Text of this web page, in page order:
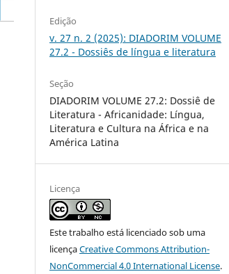
Edição
v. 27 n. 2 (2025): DIADORIM VOLUME
27.2 - Dossiês de língua e literatura
Seção
DIADORIM VOLUME 27.2: Dossiê de
Literatura - Africanidade: Língua,
Literatura e Cultura na África e na
América Latina
Licença
Este trabalho está licenciado sob uma
licençaCreative Commons Attribution-
NonCommercial 4.0 International License.